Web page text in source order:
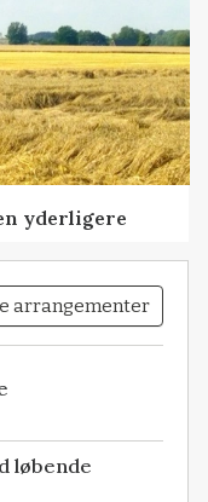
yderligere
arrangementer
løbende